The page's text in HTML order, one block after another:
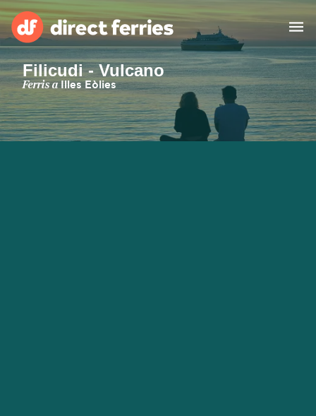
Països
Bitllets de Ferry
Filicudi - Vulcano
Ferris aIlles Eòlies